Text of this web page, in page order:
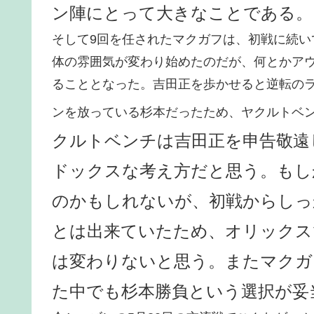
ン陣にとって大きなことである。
そして9回を任されたマクガフは、初戦に続
体の雰囲気が変わり始めたのだが、何とかア
ることとなった。吉田正を歩かせると逆転の
ンを放っている杉本だったため、ヤクルトベ
クルトベンチは吉田正を申告敬
ドックスな考え方だと思う。も
のかもしれないが、初戦からし
とは出来ていたため、オリック
は変わりないと思う。またマク
た中でも杉本勝負という選択が